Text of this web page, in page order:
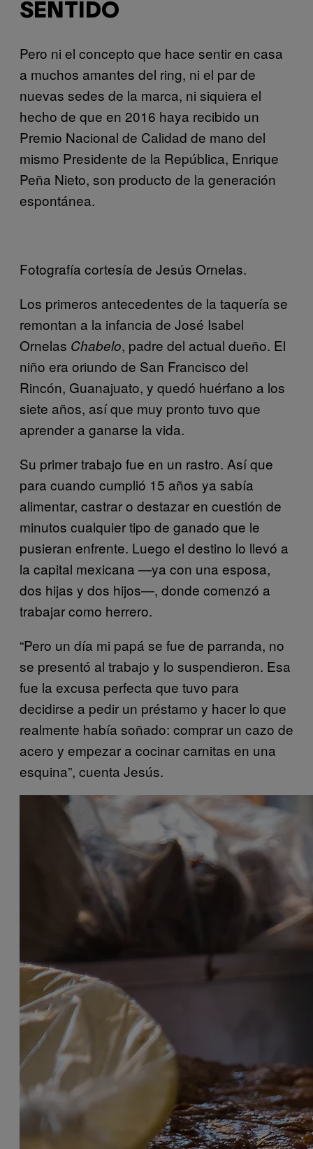
SENTIDO
Pero ni el concepto que hace sentir en casa
a muchos amantes del ring, ni el par de
nuevas sedes de la marca, ni siquiera el
hecho de que en 2016 haya recibido un
Premio Nacional de Calidad de mano del
mismo Presidente de la República, Enrique
Peña Nieto, son producto de la generación
espontánea.
Fotografía cortesía de Jesús Ornelas.
Los primeros antecedentes de la taquería se
remontan a la infancia de José Isabel
Ornelas Chabelo, padre del actual dueño. El
niño era oriundo de San Francisco del
Rincón, Guanajuato, y quedó huérfano a los
siete años, así que muy pronto tuvo que
aprender a ganarse la vida.
Su primer trabajo fue en un rastro. Así que
para cuando cumplió 15 años ya sabía
alimentar, castrar o destazar en cuestión de
minutos cualquier tipo de ganado que le
pusieran enfrente. Luego el destino lo llevó a
la capital mexicana —ya con una esposa,
dos hijas y dos hijos—, donde comenzó a
trabajar como herrero.
“Pero un día mi papá se fue de parranda, no
se presentó al trabajo y lo suspendieron. Esa
fue la excusa perfecta que tuvo para
decidirse a pedir un préstamo y hacer lo que
realmente había soñado: comprar un cazo de
acero y empezar a cocinar carnitas en una
esquina”, cuenta Jesús.